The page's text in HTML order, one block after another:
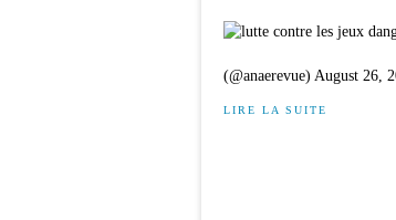
(@anaerevue) August 26,
LIRE LA SUITE